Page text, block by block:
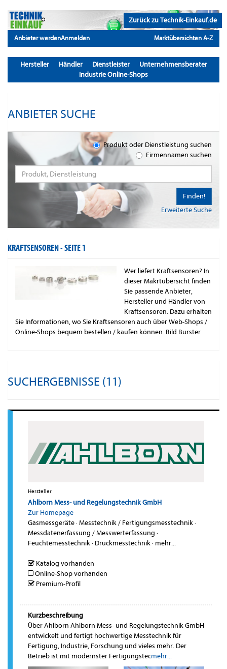
Zurück zu Technik-Einkauf.de
Anbieter werdenAnmelden Marktübersichten A-Z
Hersteller Händler Dienstleister
Unternehmensberater
Industrie Online-Shops
ANBIETER SUCHE
Produkt oder Dienstleistung suchen
Firmennamen suchen
Erweiterte Suche
Finden!
KRAFTSENSOREN -SEITE 1
Wer liefert Kraftsensoren? In
dieser Makrtübersicht finden
Sie passende Anbieter,
Hersteller und Händler von
Kraftsensoren. Dazu erhalten
Sie Informationen, wo Sie Kraftsensoren auch über Web-Shops /
Online-Shops bequem bestellen / kaufen können. Bild Burster
SUCHERGEBNISSE (11)
Hersteller
Ahlborn Mess- und Regelungstechnik GmbH
Zur Homepage
Gasmessgeräte·Messtechnik / Fertigungsmesstechnik·
Messdatenerfassung / Messwerterfassung ·
Feuchtemesstechnik· Druckmesstechnik· mehr...
Katalog vorhanden
Online-Shop vorhanden
Premium-Profil
Kurzbeschreibung
Über Ahlborn Ahlborn Mess- und Regelungstechnik GmbH
entwickelt und fertigt hochwertige Messtechnik für
Fertigung, Industrie, Forschung und vieles mehr. Der
Betrieb ist mit modernster Fertigungstecmehr...